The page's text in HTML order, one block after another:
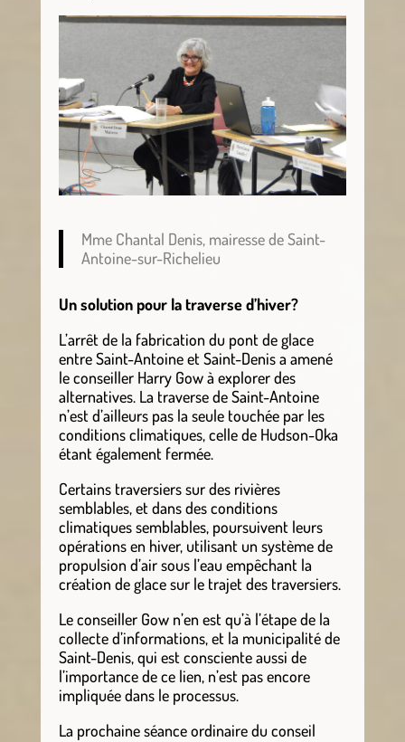
Mme Chantal Denis, mairesse de Saint-
Antoine-sur-Richelieu
Un solution pour la traverse d’hiver?
L’arrêt de la fabrication du pont de glace
entre Saint-Antoine et Saint-Denis a amené
le conseiller Harry Gow à explorer des
alternatives. La traverse de Saint-Antoine
n’est d’ailleurs pas la seule touchée par les
conditions climatiques, celle de Hudson-Oka
étant également fermée.
Certains traversiers sur des rivières
semblables, et dans des conditions
climatiques semblables, poursuivent leurs
opérations en hiver, utilisant un système de
propulsion d’air sous l’eau empêchant la
création de glace sur le trajet des traversiers.
Le conseiller Gow n’en est qu’à l’étape de la
collecte d’informations, et la municipalité de
Saint-Denis, qui est consciente aussi de
l’importance de ce lien, n’est pas encore
impliquée dans le processus.
La prochaine séance ordinaire du conseil